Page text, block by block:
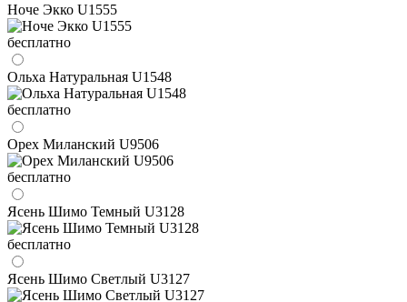
Ноче Экко U1555
бесплатно
Ольха Натуральная U1548
бесплатно
Орех Миланский U9506
бесплатно
Ясень Шимо Темный U3128
бесплатно
Ясень Шимо Светлый U3127